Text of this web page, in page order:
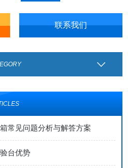
联系我们
常见问题分析与解答方案
台优势